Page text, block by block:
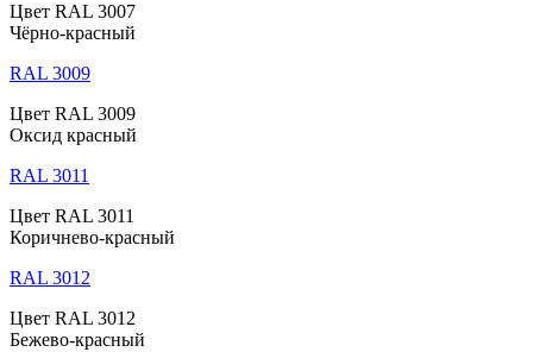
Цвет RAL 3007
Чёрно-красный
RAL 3009
Цвет RAL 3009
Оксид красный
RAL 3011
Цвет RAL 3011
Коричнево-красный
RAL 3012
Цвет RAL 3012
Бежево-красный